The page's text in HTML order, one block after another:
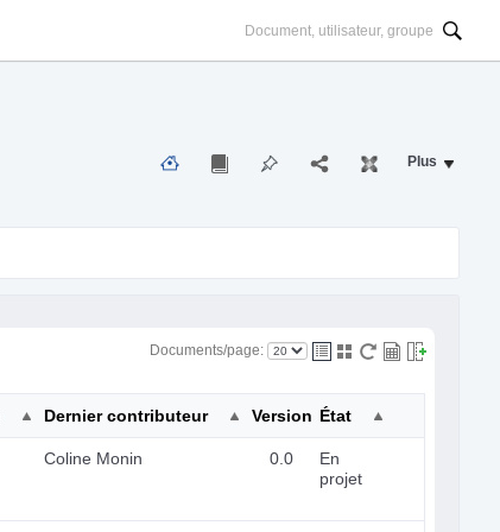
Plus
Documents/page:
Dernier contributeur Version État
Coline Monin 0.0
En
projet